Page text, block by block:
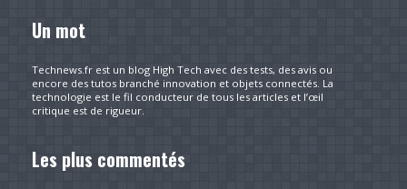
Un mot
Technews.fr est un blog High Tech avec des tests, des avis ou
encore des tutos branché innovation et objets connectés. La
technologie est le fil conducteur de tous les articles et l’œil
critique est de rigueur.
Les plus commentés